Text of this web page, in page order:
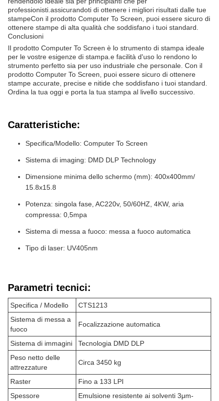
professionisti.assicurandoti di ottenere i migliori risultati dalle tue
stampeCon il prodotto Computer To Screen, puoi essere sicuro di
ottenere stampe di alta qualità che soddisfano i tuoi standard.
Conclusioni
Il prodotto Computer To Screen è lo strumento di stampa ideale
per le vostre esigenze di stampa.e facilità d'uso lo rendono lo
strumento perfetto sia per uso industriale che personale. Con il
prodotto Computer To Screen, puoi essere sicuro di ottenere
stampe accurate, precise e nitide che soddisfano i tuoi standard.
Ordina la tua oggi e porta la tua stampa al livello successivo.
Caratteristiche:
Specifica/Modello: Computer To Screen
Sistema di imaging: DMD DLP Technology
Dimensione minima dello schermo (mm): 400x400mm/
15.8x15.8
Potenza: singola fase, AC220v, 50/60HZ, 4KW, aria
compressa: 0,5mpa
Sistema di messa a fuoco: messa a fuoco automatica
Tipo di laser: UV405nm
Parametri tecnici:
Specifica / Modello
CTS1213
Sistema di messa a
fuoco
Focalizzazione automatica
Sistema di immagini
Tecnologia DMD DLP
Peso netto delle
attrezzature
Circa 3450 kg
Raster
Fino a 133 LPI
Spessore
Emulsione resistente ai solventi 3μm-